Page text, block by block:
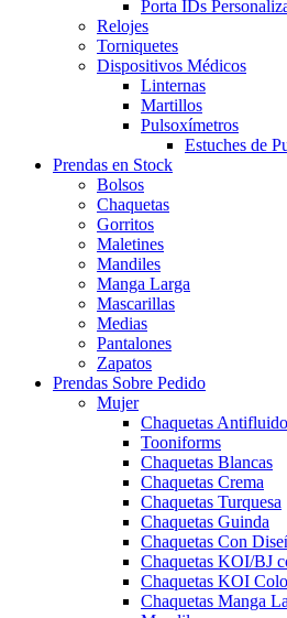
Porta IDs
Relojes
Torniquetes
Dispositivos Médicos
Linternas
Martillos
Pulsoxímetros
Estuches de
Prendas en Stock
Bolsos
Chaquetas
Gorritos
Maletines
Mandiles
Manga Larga
Mascarillas
Medias
Pantalones
Zapatos
Prendas Sobre Pedido
Mujer
Chaquetas
Tooniforms
Chaquetas Blancas
Chaquetas Crema
Chaquetas Turquesa
Chaquetas Guinda
Chaquetas Con
Chaquetas KOI/BJ
Chaquetas KOI
Chaquetas Manga